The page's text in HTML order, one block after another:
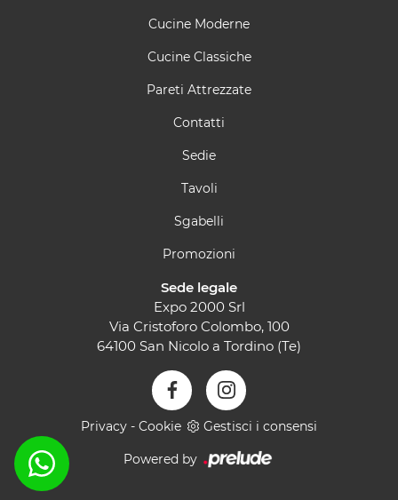
Cucine Moderne
Cucine Classiche
Pareti Attrezzate
Contatti
Sedie
Tavoli
Sgabelli
Promozioni
Sede legale
Expo 2000 Srl
Via Cristoforo Colombo, 100
64100 San Nicolo a Tordino (Te)
Privacy - Cookie Gestisci i consensi
Powered by